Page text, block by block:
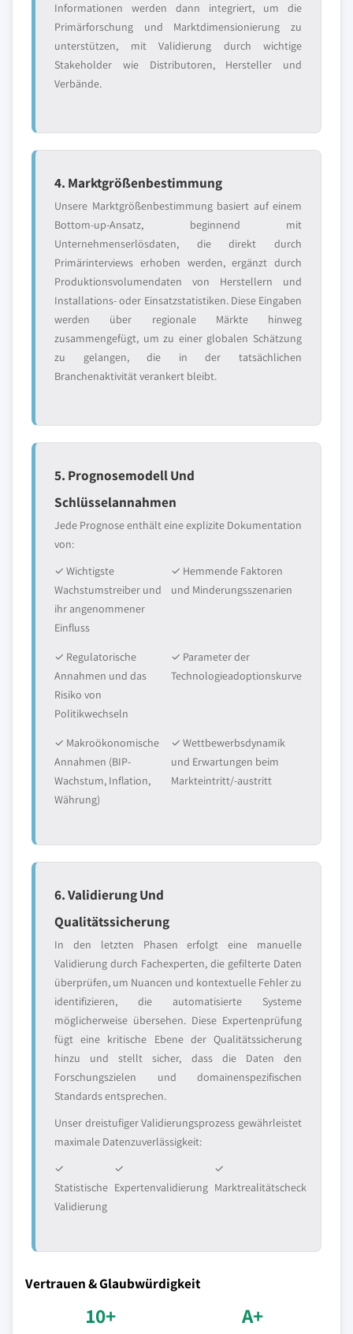
Informationen werden dann integriert, um die
Primärforschung und Marktdimensionierung zu
unterstützen, mit Validierung durch wichtige
Stakeholder wie Distributoren, Hersteller und
Verbände.
4. Marktgrößenbestimmung
Unsere Marktgrößenbestimmung basiert auf einem
Bottom-up-Ansatz, beginnend mit
Unternehmenserlösdaten, die direkt durch
Primärinterviews erhoben werden, ergänzt durch
Produktionsvolumendaten von Herstellern und
Installations- oder Einsatzstatistiken. Diese Eingaben
werden über regionale Märkte hinweg
zusammengefügt, um zu einer globalen Schätzung
zu gelangen, die in der tatsächlichen
Branchenaktivität verankert bleibt.
5. Prognosemodell Und
Schlüsselannahmen
Jede Prognose enthält eine explizite Dokumentation
von:
✓ Wichtigste
Wachstumstreiber und
ihr angenommener
Einfluss
✓ Hemmende Faktoren
und Minderungsszenarien
✓ Regulatorische
Annahmen und das
Risiko von
Politikwechseln
✓ Parameter der
Technologieadoptionskurve
✓ Makroökonomische
Annahmen (BIP-
Wachstum, Inflation,
Währung)
✓ Wettbewerbsdynamik
und Erwartungen beim
Markteintritt/-austritt
6. Validierung Und
Qualitätssicherung
In den letzten Phasen erfolgt eine manuelle
Validierung durch Fachexperten, die gefilterte Daten
überprüfen, um Nuancen und kontextuelle Fehler zu
identifizieren, die automatisierte Systeme
möglicherweise übersehen. Diese Expertenprüfung
fügt eine kritische Ebene der Qualitätssicherung
hinzu und stellt sicher, dass die Daten den
Forschungszielen und domainenspezifischen
Standards entsprechen.
Unser dreistufiger Validierungsprozess gewährleistet
maximale Datenzuverlässigkeit:
✓
Statistische
Validierung
✓
Expertenvalidierung
✓
Marktrealitätscheck
Vertrauen & Glaubwürdigkeit
10+ A+